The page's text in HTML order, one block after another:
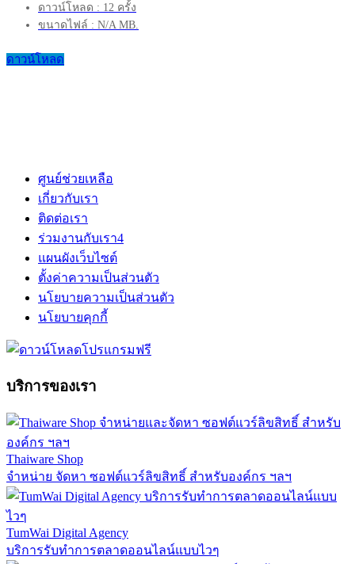
ดาวน์โหลด : 12 ครั้ง
ขนาดไฟล์ : N/A MB.
ดาวน์โหลด
ศูนย์ช่วยเหลือ
เกี่ยวกับเรา
ติดต่อเรา
ร่วมงานกับเรา4
แผนผังเว็บไซต์
ตั้งค่าความเป็นส่วนตัว
นโยบายความเป็นส่วนตัว
นโยบายคุกกี้
บริการของเรา
Thaiware Shop
จำหน่าย จัดหา ซอฟต์แวร์ลิขสิทธิ์ สำหรับองค์กร ฯลฯ
TumWai Digital Agency
บริการรับทำการตลาดออนไลน์แบบไวๆ